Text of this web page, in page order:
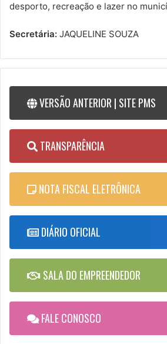
desporto, recreação e lazer no
Secretária: JAQUELINE SOUZA
VERSÃO ANTERIOR | SITE PMS
TRANSPARÊNCIA
NOTA FISCAL ELETRÔNICA
DIÁRIO OFICIAL
SALA DO EMPREENDEDOR
FALE CONOSCO